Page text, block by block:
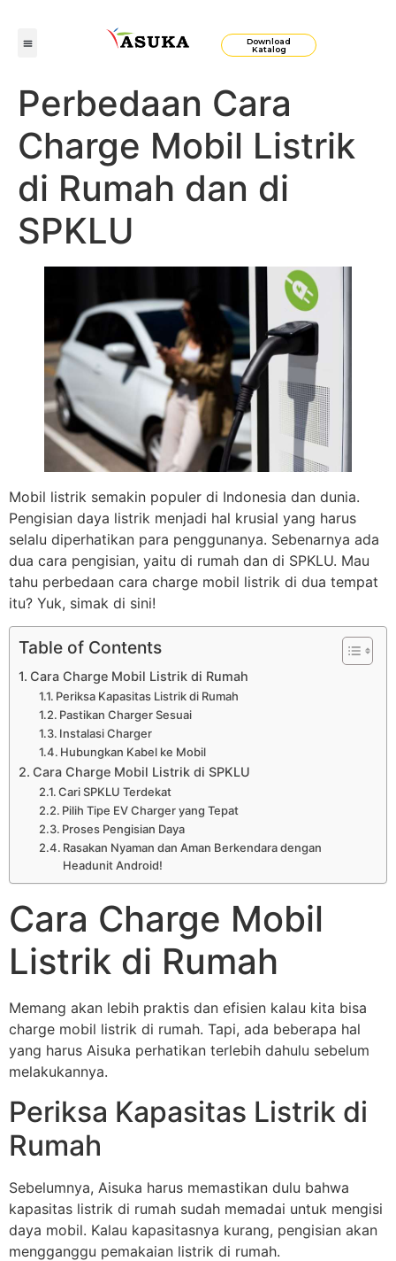
Download
Katalog
Perbedaan Cara
Charge Mobil Listrik
di Rumah dan di
SPKLU
Mobil listrik semakin populer di Indonesia dan dunia.
Pengisian daya listrik menjadi hal krusial yang harus
selalu diperhatikan para penggunanya. Sebenarnya ada
dua cara pengisian, yaitu di rumah dan di SPKLU. Mau
tahu perbedaan cara charge mobil listrik di dua tempat
itu? Yuk, simak di sini!
Table of Contents
Cara Charge Mobil Listrik di Rumah
Periksa Kapasitas Listrik di Rumah
Pastikan Charger Sesuai
Instalasi Charger
Hubungkan Kabel ke Mobil
Cara Charge Mobil Listrik di SPKLU
Cari SPKLU Terdekat
Pilih Tipe EV Charger yang Tepat
Proses Pengisian Daya
Rasakan Nyaman dan Aman Berkendara dengan
Headunit Android!
Cara Charge Mobil
Listrik di Rumah
Memang akan lebih praktis dan efisien kalau kita bisa
charge mobil listrik di rumah. Tapi, ada beberapa hal
yang harus Aisuka perhatikan terlebih dahulu sebelum
melakukannya.
Periksa Kapasitas Listrik di
Rumah
Sebelumnya, Aisuka harus memastikan dulu bahwa
kapasitas listrik di rumah sudah memadai untuk mengisi
daya mobil. Kalau kapasitasnya kurang, pengisian akan
mengganggu pemakaian listrik di rumah.